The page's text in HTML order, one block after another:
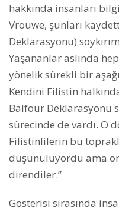
hakkında insanları
Vrouwe, şunları
Deklarasyonu)
Yaşananlar aslında
yönelik sürekli bir
Kendini Filistin
Balfour Deklarasyonu
sürecinde de vardı. O
Filistinlilerin bu
düşünülüyordu ama
direndiler.”
Gösterisi sırasında